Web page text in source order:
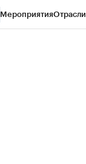
МероприятияОтрасли